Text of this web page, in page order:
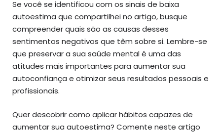
Se você se identificou com os sinais de baixa
autoestima que compartilhei no artigo, busque
compreender quais são as causas desses
sentimentos negativos que têm sobre si. Lembre-se
que preservar a sua saúde mental é uma das
atitudes mais importantes para aumentar sua
autoconfiança e otimizar seus resultados pessoais e
profissionais.
Quer descobrir como aplicar hábitos capazes de
aumentar sua autoestima? Comente neste artigo